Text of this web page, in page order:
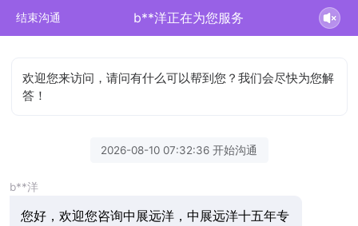
结束沟通 b**洋正在为您服务
欢迎您来访问，请问有什么可以帮到您？我们会尽快为您解
答！
2026-08-10 07:32:36 开始沟通
b**洋
您好，欢迎您咨询中展远洋，中展远洋十五年专